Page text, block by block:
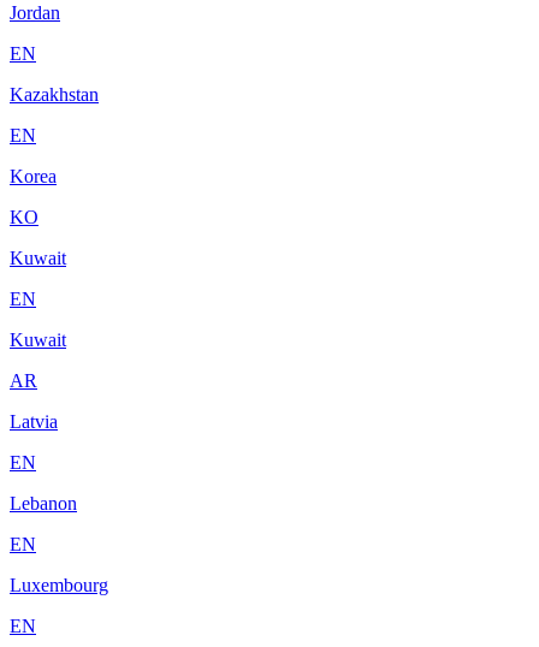
Jordan
EN
Kazakhstan
EN
Korea
KO
Kuwait
EN
Kuwait
AR
Latvia
EN
Lebanon
EN
Luxembourg
EN